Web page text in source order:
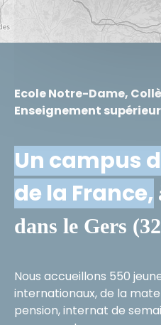
Ecole Notre-Dame,
Enseignement supérieur
Un campus
de la France,
dans le Gers
Nous accueillons 550
internationaux, de la
pension, internat de